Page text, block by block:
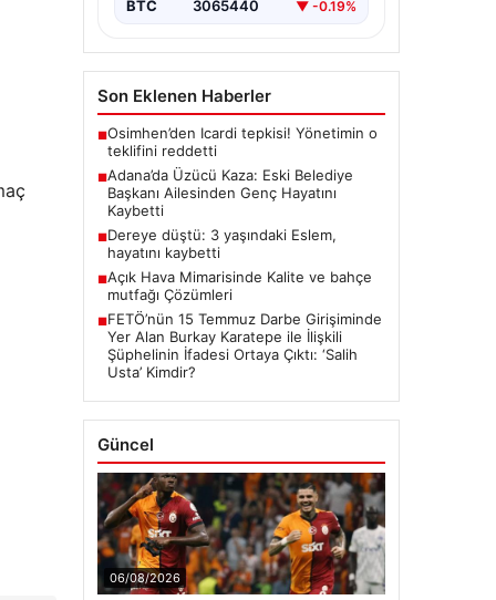
BTC 3065440 ▼ -0.19%
Son Eklenen Haberler
■Osimhen’den Icardi tepkisi! Yönetimin o
teklifini reddetti
■Adana’da Üzücü Kaza: Eski Belediye
Başkanı Ailesinden Genç Hayatını
Kaybetti
■Dereye düştü: 3 yaşındaki Eslem,
hayatını kaybetti
■Açık Hava Mimarisinde Kalite ve bahçe
mutfağı Çözümleri
■FETÖ’nün 15 Temmuz Darbe Girişiminde
Yer Alan Burkay Karatepe ile İlişkili
Şüphelinin İfadesi Ortaya Çıktı: ‘Salih
Usta’ Kimdir?
Güncel
06/08/2026